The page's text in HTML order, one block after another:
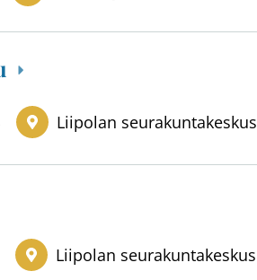
Liipolan seurakuntakeskus
Liipolan seurakuntakeskus